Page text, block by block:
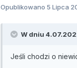
Opublikowano 5 Lipca
W dniu
Jeśli chodzi o